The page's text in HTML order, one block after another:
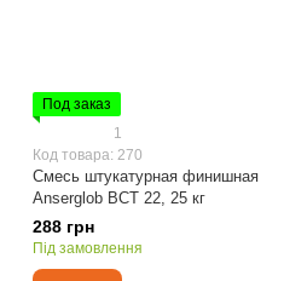
Под заказ
1
Код товара: 270
Смесь штукатурная финишная
Anserglob BCT 22, 25 кг
288 грн
Під замовлення